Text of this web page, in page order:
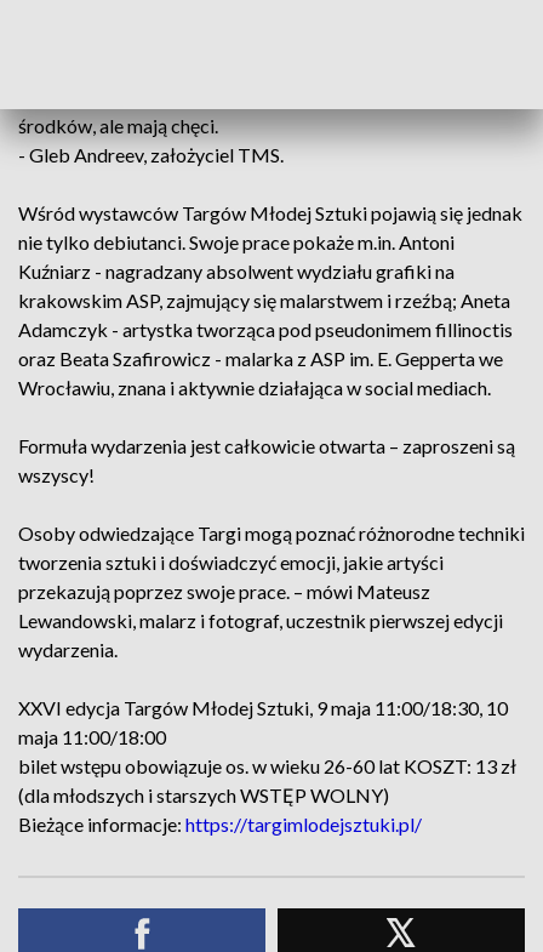
środków, ale mają chęci.
- Gleb Andreev, założyciel TMS.
Wśród wystawców Targów Młodej Sztuki pojawią się jednak
nie tylko debiutanci. Swoje prace pokaże m.in. Antoni
Kuźniarz - nagradzany absolwent wydziału grafiki na
krakowskim ASP, zajmujący się malarstwem i rzeźbą; Aneta
Adamczyk - artystka tworząca pod pseudonimem fillinoctis
oraz Beata Szafirowicz - malarka z ASP im. E. Gepperta we
Wrocławiu, znana i aktywnie działająca w social mediach.
Formuła wydarzenia jest całkowicie otwarta – zaproszeni są
wszyscy!
Osoby odwiedzające Targi mogą poznać różnorodne techniki
tworzenia sztuki i doświadczyć emocji, jakie artyści
przekazują poprzez swoje prace. – mówi Mateusz
Lewandowski, malarz i fotograf, uczestnik pierwszej edycji
wydarzenia.
XXVI edycja Targów Młodej Sztuki, 9 maja 11:00/18:30, 10
maja 11:00/18:00
bilet wstępu obowiązuje os. w wieku 26-60 lat KOSZT: 13 zł
(dla młodszych i starszych WSTĘP WOLNY)
Bieżące informacje: https://targimlodejsztuki.pl/